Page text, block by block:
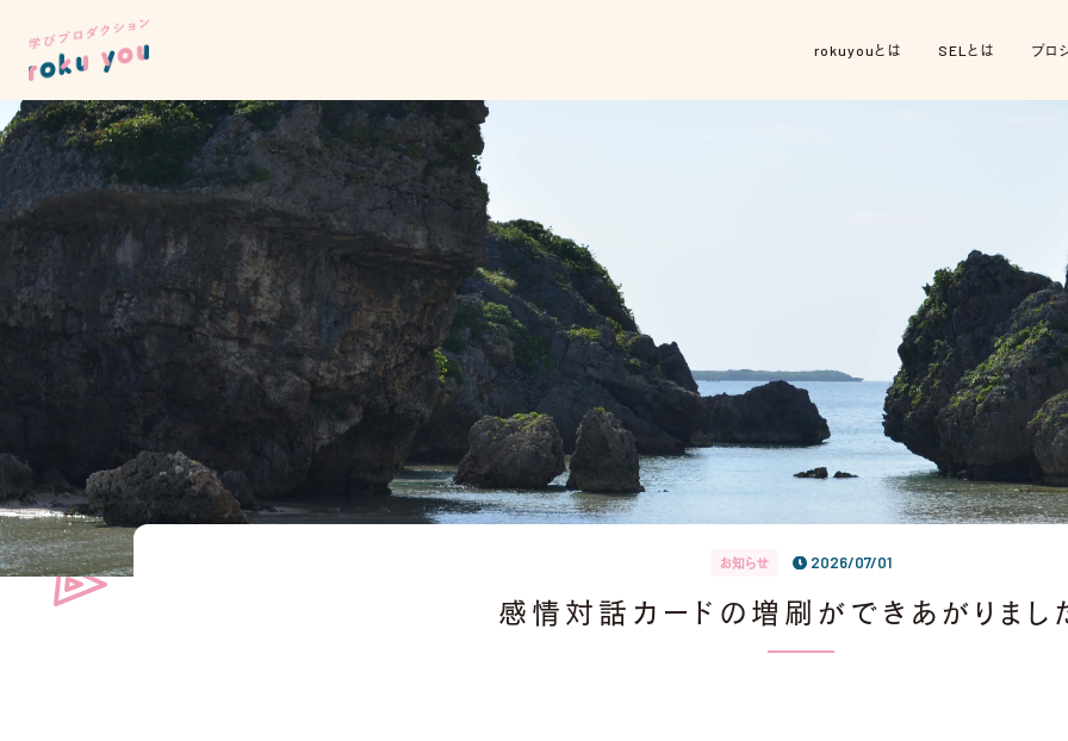
rokuyouとは SELとは プロ
お知らせ 2026/07/01
感情対話カードの増刷ができあがりまし